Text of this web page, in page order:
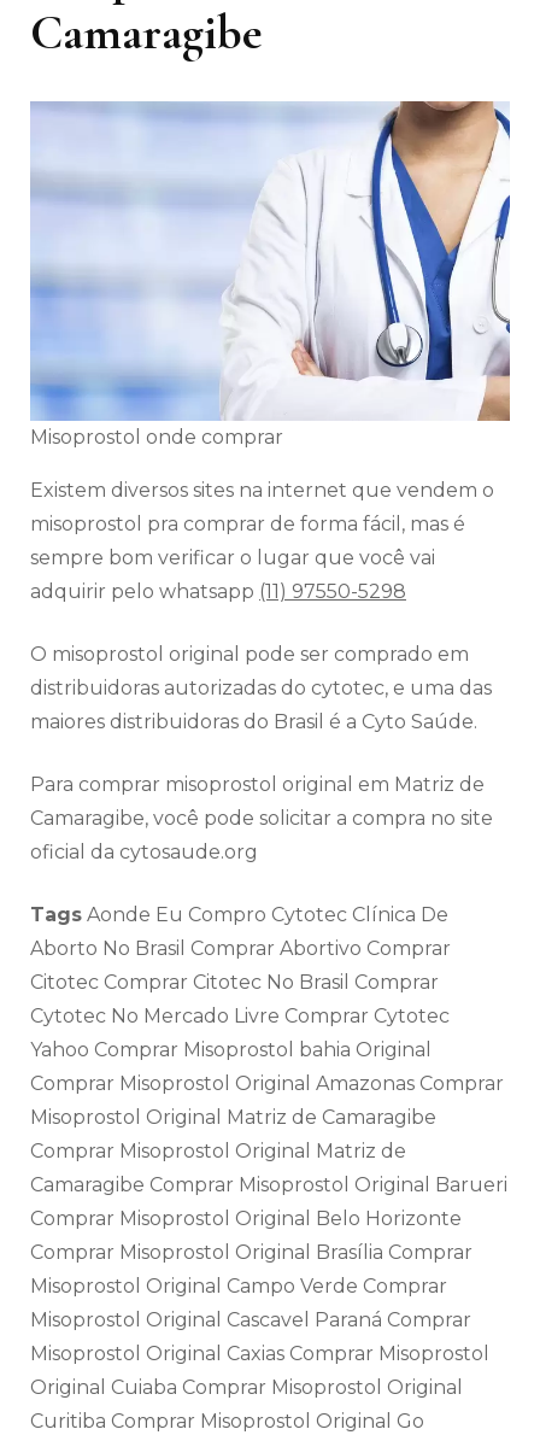
Camaragibe
Misoprostol onde comprar
Existem diversos sites na internet que vendem o
misoprostol pra comprar de forma fácil, mas é
sempre bom verificar o lugar que você vai
adquirir pelo whatsapp (11) 97550-5298
O misoprostol original pode ser comprado em
distribuidoras autorizadas do cytotec, e uma das
maiores distribuidoras do Brasil é a Cyto Saúde.
Para comprar misoprostol original em Matriz de
Camaragibe, você pode solicitar a compra no site
oficial da cytosaude.org
Tags Aonde Eu Compro Cytotec Clínica De
Aborto No Brasil Comprar Abortivo Comprar
Citotec Comprar Citotec No Brasil Comprar
Cytotec No Mercado Livre Comprar Cytotec
Yahoo Comprar Misoprostol bahia Original
Comprar Misoprostol Original Amazonas Comprar
Misoprostol Original Matriz de Camaragibe
Comprar Misoprostol Original Matriz de
Camaragibe Comprar Misoprostol Original Barueri
Comprar Misoprostol Original Belo Horizonte
Comprar Misoprostol Original Brasília Comprar
Misoprostol Original Campo Verde Comprar
Misoprostol Original Cascavel Paraná Comprar
Misoprostol Original Caxias Comprar Misoprostol
Original Cuiaba Comprar Misoprostol Original
Curitiba Comprar Misoprostol Original Go